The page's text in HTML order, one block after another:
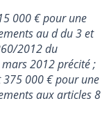
000 € pour une
au d du 3 et
2012 du
2012 précité ;
375 000 € pour une
aux articles 8